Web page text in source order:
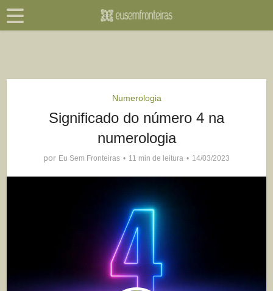
Numerologia
Significado do número 4 na
numerologia
por Eu Sem Fronteiras 11 min de leitura 14/03/2023